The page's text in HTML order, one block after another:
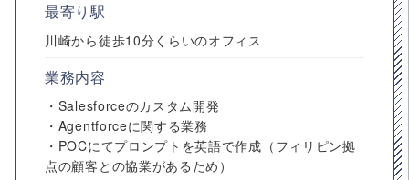
最寄り駅
川崎から徒歩10分くらいのオフィス
業務内容
・Salesforceのカスタム開発
・Agentforceに関する業務
・POCにてプロンプトを英語で作成（フィリピン拠
点の顧客との協業があるため）